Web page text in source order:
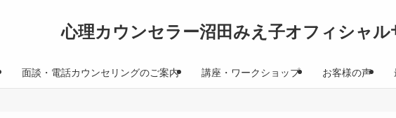
心理カウンセラー沼田みえ子オフィシャル
面談・電話カウンセリングのご案内 講座・ワークショップ お客様の声